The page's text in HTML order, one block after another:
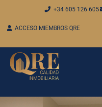
+34 605 126 605
ACCESO MIEMBROS QRE